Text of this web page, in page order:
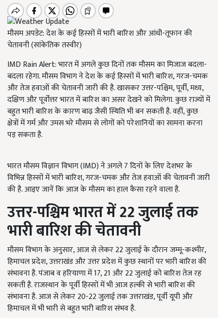
मौसम अपडेट: देश के कई हिस्सों में भारी बारिश और आंधी-तूफान की
चेतावनी (सांकेतिक तस्वीर)
IMD Rain Alert: भारत में अगले कुछ दिनों तक मौसम का मिजाज बदला-
बदला रहेगा. मौसम विभाग ने देश के कई हिस्सों में भारी बारिश, गरज-चमक
और तेज हवाओं की चेतावनी जारी की है. खासकर उत्तर-पश्चिम, पूर्वी, मध्य,
दक्षिण और पूर्वोत्तर भारत में बारिश का असर देखने को मिलेगा. कुछ राज्यों में
बहुत भारी बारिश के कारण बाढ़ जैसी स्थिति भी बन सकती है. वहीं, कुछ
क्षेत्रों में गर्म और उमस भरे मौसम से लोगों को परेशानियों का सामना करना
पड़ सकता है.
भारत मौसम विज्ञान विभाग (IMD) ने अगले 7 दिनों के लिए देशभर के
विभिन्न हिस्सों में भारी बारिश, गरज-चमक और तेज हवाओं की चेतावनी जारी
की है. आइए जानें कि आज के मौसम का हाल कैसा रहने वाला है.
उत्तर-पश्चिम भारत में 22 जुलाई तक
भारी बारिश की चेतावनी
मौसम विभाग के अनुसार, आज से लेकर 22 जुलाई के दौरान जम्मू-कश्मीर,
हिमाचल प्रदेश, उत्तराखंड और उत्तर प्रदेश में कुछ स्थानों पर भारी बारिश की
संभावना है. पंजाब व हरियाणा में 17, 21 और 22 जुलाई को बारिश तेज रह
सकती है. राजस्थान के पूर्वी हिस्सों में भी आज हल्की से भारी बारिश की
संभावना है. आज से लेकर 20-22 जुलाई तक उत्तराखंड, पूर्वी यूपी और
हिमाचल में भी भारी से बहुत भारी बारिश संभव है.